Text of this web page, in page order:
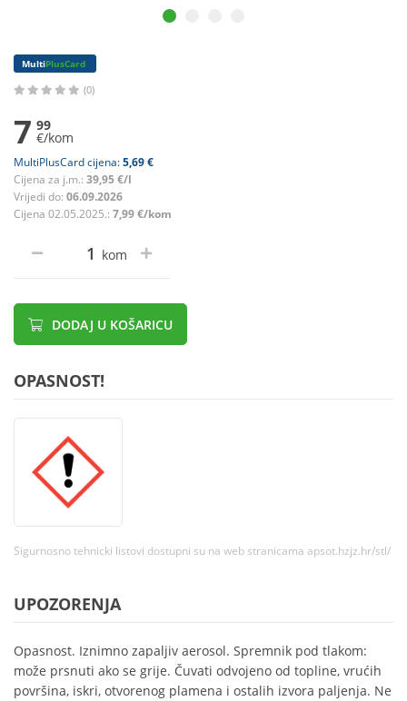
MultiPlusCard
(0)
7 99
€/kom
MultiPlusCard cijena:5,69 €
Cijena za j.m.: 39,95 €/l
Vrijedi do: 06.09.2026
Cijena 02.05.2025.: 7,99 €/kom
kom
DODAJ U KOŠARICU
OPASNOST!
Sigurnosno tehnicki listovi dostupni su na web stranicama apsot.hzjz.hr/stl/
UPOZORENJA
Opasnost. Iznimno zapaljiv aerosol. Spremnik pod tlakom:
može prsnuti ako se grije. Čuvati odvojeno od topline, vrućih
površina, iskri, otvorenog plamena i ostalih izvora paljenja. Ne